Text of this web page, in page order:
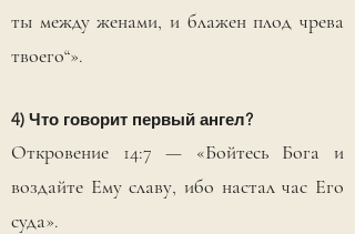
ты между женами, и блажен плод чрева
твоего“».
4) Что говорит первый ангел?
Откровение 14:7 — «Бойтесь Бога и
воздайте Ему славу, ибо настал час Его
суда».